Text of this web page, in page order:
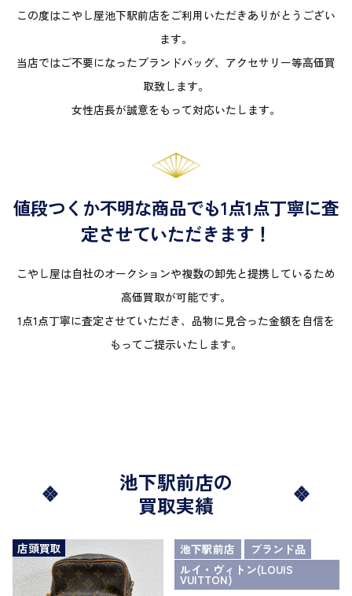
この度はこやし屋池下駅前店をご利用いただきありがとうござい
ます。
当店ではご不要になったブランドバッグ、アクセサリー等高価買
取致します。
女性店長が誠意をもって対応いたします。
値段つくか不明な商品でも1点1点丁寧に査
定させていただきます！
こやし屋は自社のオークションや複数の卸先と提携しているため
高価買取が可能です。
1点1点丁寧に査定させていただき、品物に見合った金額を自信を
もってご提示いたします。
池下駅前店の
買取実績
店頭買取 池下駅前店
ブランド品
ルイ・ヴィトン(LOUIS
VUITTON)